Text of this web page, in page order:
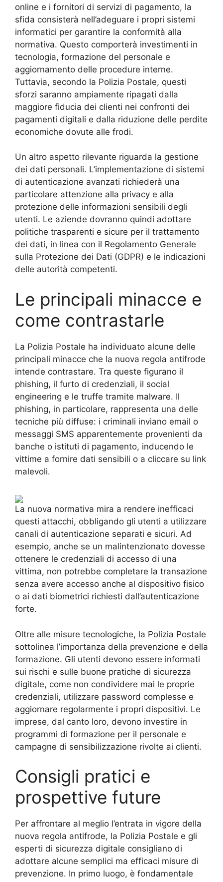
online e i fornitori di servizi di pagamento, la
sfida consisterà nell’adeguare i propri sistemi
informatici per garantire la conformità alla
normativa. Questo comporterà investimenti in
tecnologia, formazione del personale e
aggiornamento delle procedure interne.
Tuttavia, secondo la Polizia Postale, questi
sforzi saranno ampiamente ripagati dalla
maggiore fiducia dei clienti nei confronti dei
pagamenti digitali e dalla riduzione delle perdite
economiche dovute alle frodi.
Un altro aspetto rilevante riguarda la gestione
dei dati personali. L’implementazione di sistemi
di autenticazione avanzati richiederà una
particolare attenzione alla privacy e alla
protezione delle informazioni sensibili degli
utenti. Le aziende dovranno quindi adottare
politiche trasparenti e sicure per il trattamento
dei dati, in linea con il Regolamento Generale
sulla Protezione dei Dati (GDPR) e le indicazioni
delle autorità competenti.
Le principali minacce e
come contrastarle
La Polizia Postale ha individuato alcune delle
principali minacce che la nuova regola antifrode
intende contrastare. Tra queste figurano il
phishing, il furto di credenziali, il social
engineering e le truffe tramite malware. Il
phishing, in particolare, rappresenta una delle
tecniche più diffuse: i criminali inviano email o
messaggi SMS apparentemente provenienti da
banche o istituti di pagamento, inducendo le
vittime a fornire dati sensibili o a cliccare su link
malevoli.
La nuova normativa mira a rendere inefficaci
questi attacchi, obbligando gli utenti a utilizzare
canali di autenticazione separati e sicuri. Ad
esempio, anche se un malintenzionato dovesse
ottenere le credenziali di accesso di una
vittima, non potrebbe completare la transazione
senza avere accesso anche al dispositivo fisico
o ai dati biometrici richiesti dall’autenticazione
forte.
Oltre alle misure tecnologiche, la Polizia Postale
sottolinea l’importanza della prevenzione e della
formazione. Gli utenti devono essere informati
sui rischi e sulle buone pratiche di sicurezza
digitale, come non condividere mai le proprie
credenziali, utilizzare password complesse e
aggiornare regolarmente i propri dispositivi. Le
imprese, dal canto loro, devono investire in
programmi di formazione per il personale e
campagne di sensibilizzazione rivolte ai clienti.
Consigli pratici e
prospettive future
Per affrontare al meglio l’entrata in vigore della
nuova regola antifrode, la Polizia Postale e gli
esperti di sicurezza digitale consigliano di
adottare alcune semplici ma efficaci misure di
prevenzione. In primo luogo, è fondamentale